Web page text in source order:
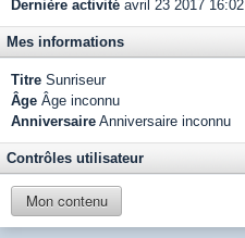
Dernière activité avril 23 2017 16:02
Mes informations
Titre Sunriseur
Âge Âge inconnu
Anniversaire Anniversaire inconnu
Contrôles utilisateur
Mon contenu